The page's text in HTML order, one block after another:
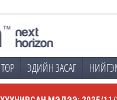
ЭДИЙН ЗАСАГ